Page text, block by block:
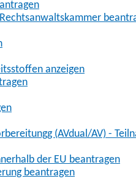
anzeigen
(AVdual/AV) -
der EU beantragen
beantragen